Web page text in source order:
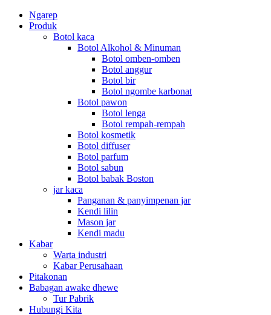
Ngarep
Produk
Botol kaca
Botol Alkohol & Minuman
Botol omben-omben
Botol anggur
Botol bir
Botol ngombe karbonat
Botol pawon
Botol lenga
Botol rempah-rempah
Botol kosmetik
Botol diffuser
Botol parfum
Botol sabun
Botol babak Boston
jar kaca
Panganan & panyimpenan jar
Kendi lilin
Mason jar
Kendi madu
Kabar
Warta industri
Kabar Perusahaan
Pitakonan
Babagan awake dhewe
Tur Pabrik
Hubungi Kita